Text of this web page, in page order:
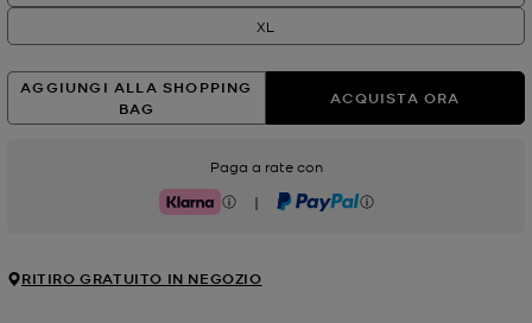
XL
AGGIUNGI ALLA SHOPPING
BAG
ACQUISTA ORA
Paga a rate con
Klarna | PayPal
RITIRO GRATUITO IN NEGOZIO